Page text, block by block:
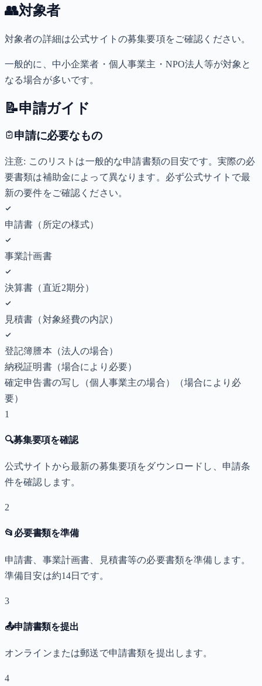
👥対象者
対象者の詳細は公式サイトの募集要項をご確認ください。
一般的に、中小企業者・個人事業主・NPO法人等が対象と
なる場合が多いです。
📝申請ガイド
申請に必要なもの
注意: このリストは一般的な申請書類の目安です。実際の必
要書類は補助金によって異なります。必ず公式サイトで最
新の要件をご確認ください。
申請書（所定の様式）
事業計画書
決算書（直近2期分）
見積書（対象経費の内訳）
登記簿謄本（法人の場合）
納税証明書（場合により必要）
確定申告書の写し（個人事業主の場合）
（場合により必
要）
1
🔍募集要項を確認
公式サイトから最新の募集要項をダウンロードし、申請条
件を確認します。
2
📂 必要書類を準備
申請書、事業計画書、見積書等の必要書類を準備します。
準備目安は約14日です。
3
📤申請書類を提出
オンラインまたは郵送で申請書類を提出します。
4